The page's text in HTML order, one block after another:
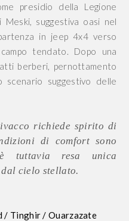
presidio della Legione
suggestiva oasi nel
in jeep 4x4 verso
tendato. Dopo una
berberi, pernottamento
suggestivo delle
richiede spirito di
di comfort sono
è tuttavia resa unica
cielo stellato.
/ Tinghir / Ouarzazate